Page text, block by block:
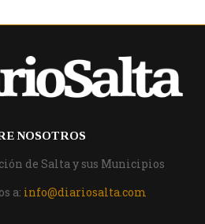
NOSOTROS
de Salta y sus Municipios
a: info@diariosalta.com